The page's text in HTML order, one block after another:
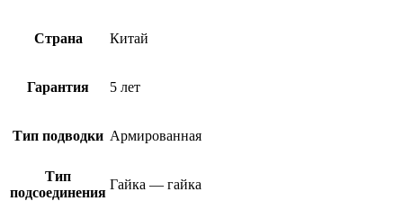
Страна Китай
Гарантия 5 лет
Тип подводки Армированная
Тип
подсоединения
Гайка — гайка